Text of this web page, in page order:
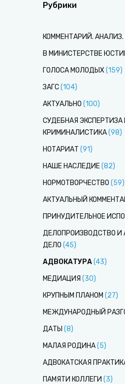
Рубрики
КОММЕНТАРИЙ.
В МИНИСТЕРСТВЕ
ГОЛОСА МОЛОДЫХ(159)
ЗАГС(104)
АКТУАЛЬНО (100)
СУДЕБНАЯ ЭКСПЕРТИЗА
КРИМИНАЛИСТИКА(98)
НОТАРИАТ (91)
НАШЕ НАСЛЕДИЕ(82)
НОРМОТВОРЧЕСТВО (59)
АКТУАЛЬНЫЙ
ПРИНУДИТЕЛЬНОЕ
ДЕЛОПРОИЗВОДСТВО И
ДЕЛО (45)
АДВОКАТУРА(43)
МЕДИАЦИЯ (30)
КРУПНЫМ ПЛАНОМ (27)
МЕЖДУНАРОДНЫЙ
ДАТЫ (8)
МАЛАЯ РОДИНА(5)
АДВОКАТСКАЯ
ПАМЯТИ КОЛЛЕГИ (3)